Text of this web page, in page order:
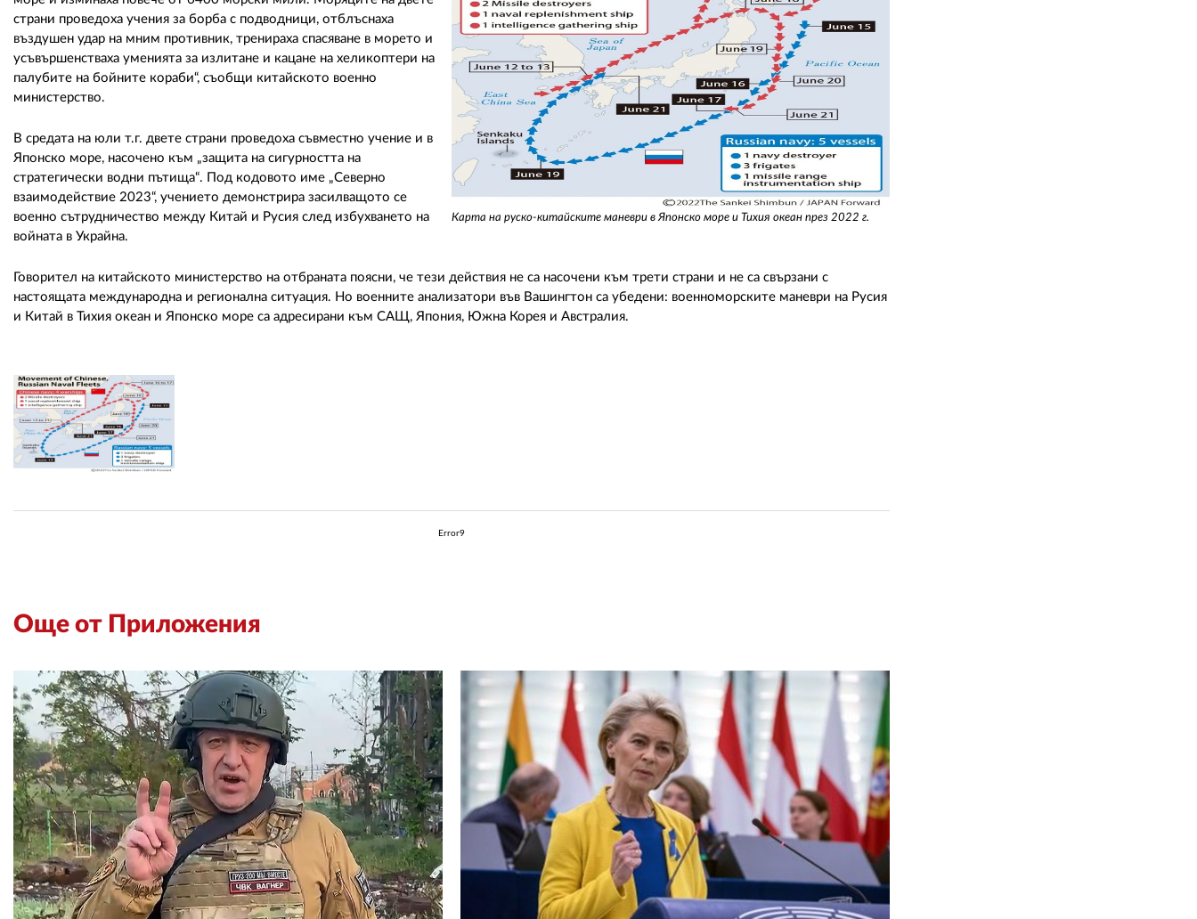
Карта на руско-китайските маневри в Японско море и Тихия океан през 2022 г.
страни проведоха учения за борба с подводници, отблъснаха
въздушен удар на мним противник, тренираха спасяване в морето и
усъвършенстваха уменията за излитане и кацане на хеликоптери на
палубите на бойните кораби“, съобщи китайското военно
министерство.
В средата на юли т.г. двете страни проведоха съвместно учение и в
Японско море, насочено към „защита на сигурността на
стратегически водни пътища“. Под кодовото име „Северно
взаимодействие 2023“, учението демонстрира засилващото се
военно сътрудничество между Китай и Русия след избухването на
войната в Украйна.
Говорител на китайското министерство на отбраната поясни, че тези действия не са насочени към трети страни и не са свързани с
настоящата международна и регионална ситуация. Но военните анализатори във Вашингтон са убедени: военноморските маневри на Русия
и Китай в Тихия океан и Японско море са адресирани към САЩ, Япония, Южна Корея и Австралия.
Error9
Още от Приложения